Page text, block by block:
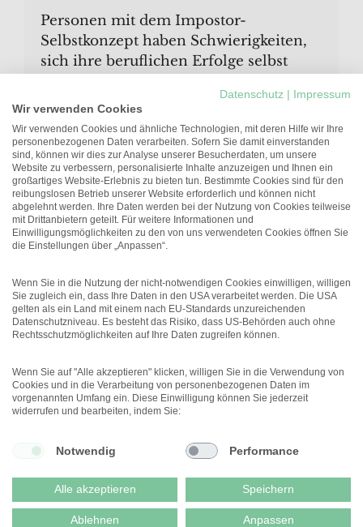
Personen mit dem Impostor-
Selbstkonzept haben Schwierigkeiten,
sich ihre beruflichen Erfolge selbst
andere über ihre Fähigkeiten zu
täuschen und fühlen sich als
Hochstapler:innen. Da dies
verschiedene Folgen auf die
Karriereentwicklung und das
Arbeitsleben hat, lohnt es sich, das
Phänomen zu kennen und ihm
entgegenzusteuern.
Menü
© 2026 DEUTSCHER
DATENSCHUTZ
IMPRESSUM
AGB & WIDERRUF
Datenschutz
Impressum
Wir verwenden Cookies
Wir verwenden Cookies und ähnliche Technologien, mit deren Hilfe wir Ihre
personenbezogenen Daten verarbeiten. Sofern Sie damit einverstanden
sind, können wir dies zur Analyse unserer Besucherdaten, um unsere
Website zu verbessern, personalisierte Inhalte anzuzeigen und Ihnen ein
großartiges Website-Erlebnis zu bieten tun. Bestimmte Cookies sind für den
reibungslosen Betrieb unserer Website erforderlich und können nicht
abgelehnt werden. Ihre Daten werden bei der Nutzung von Cookies teilweise
mit Drittanbietern geteilt. Für weitere Informationen und
Einwilligungsmöglichkeiten zu den von uns verwendeten Cookies öffnen Sie
die Einstellungen über „Anpassen“.
Wenn Sie in die Nutzung der nicht-notwendigen Cookies einwilligen, willigen
Sie zugleich ein, dass Ihre Daten in den USA verarbeitet werden. Die USA
gelten als ein Land mit einem nach EU-Standards unzureichenden
Datenschutzniveau. Es besteht das Risiko, dass US-Behörden auch ohne
Rechtsschutzmöglichkeiten auf Ihre Daten zugreifen können.
Wenn Sie auf "Alle akzeptieren" klicken, willigen Sie in die Verwendung von
Cookies und in die Verarbeitung von personenbezogenen Daten im
vorgenannten Umfang ein. Diese Einwilligung können Sie jederzeit
widerrufen und bearbeiten, indem Sie:
Notwendig Performance
Alle akzeptieren Speichern
Ablehnen Anpassen